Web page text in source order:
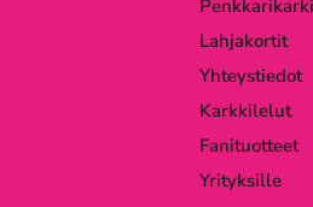
Lahjakortit
Yhteystiedot
Karkkilelut
Fanituotteet
Yrityksille